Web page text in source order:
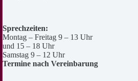
Sprechzeiten:
Montag – Freitag 9 – 13 Uhr
und 15 – 18 Uhr
Samstag 9 – 12 Uhr
Termine nach Vereinbarung